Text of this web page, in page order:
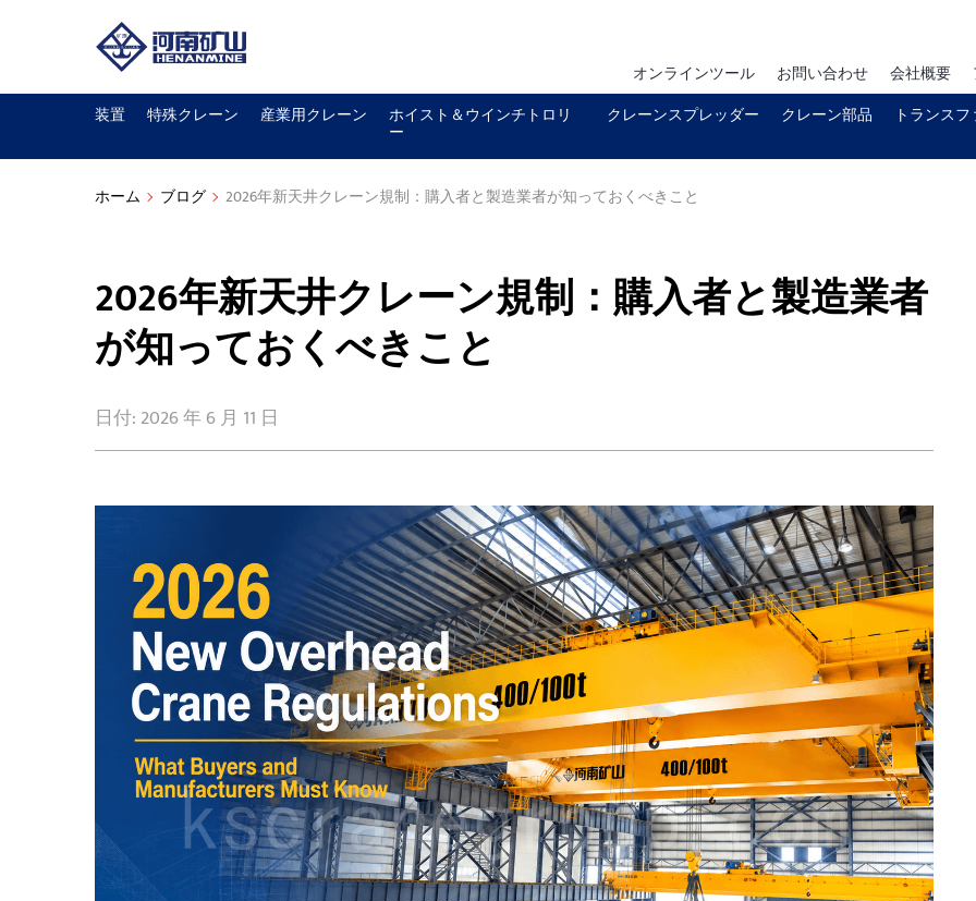
オンラインツール お問い合わせ 会社概要
装置
特殊クレーン 産業用クレーン ホイスト＆ウインチトロリ
ー
クレーンスプレッダー クレーン部品 トランス
ホーム ブログ 2026年新天井クレーン規制：購入者と製造業者が知っておくべきこと
2026年新天井クレーン規制：購入者と製造業者
が知っておくべきこと
日付: 2026 年 6 月 11 日